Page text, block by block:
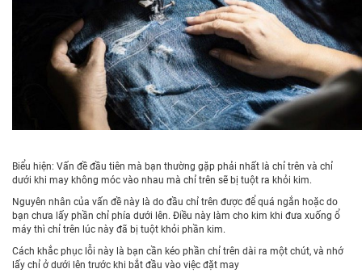
Biểu hiện: Vấn đề đầu tiên mà bạn thường gặp phải nhất là chỉ trên và chỉ
dưới khi may không móc vào nhau mà chỉ trên sẽ bị tuột ra khỏi kim.
Nguyên nhân của vấn đề này là do đầu chỉ trên được để quá ngắn hoặc do
bạn chưa lấy phần chỉ phía dưới lên. Điều này làm cho kim khi đưa xuống ổ
máy thì chỉ trên lúc này đã bị tuột khỏi phần kim.
Cách khắc phục lỗi này là bạn cần kéo phần chỉ trên dài ra một chút, và nhớ
lấy chỉ ở dưới lên trước khi bắt đầu vào việc đặt may